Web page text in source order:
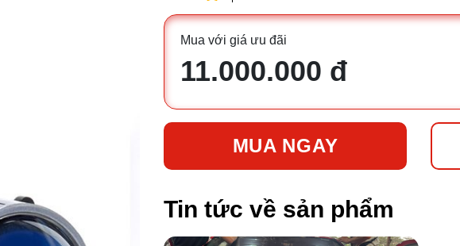
Mua với giá ưu đãi
11.000.000 đ
MUA NGAY
Tin tức về sản phẩm